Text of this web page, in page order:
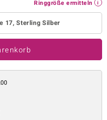
Ringgröße ermitteln
17, Sterling Silber